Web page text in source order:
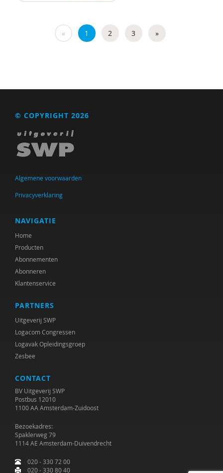
« 1 2 3 »
© COPYRIGHT 2026
Algemene voorwaarden
Privacyverklaring
NAVIGATIE
Home
Producten
Abonnementen
Abonneren
Klantenservice
PARTNERS
Uitgeverij SWP
Logacom Congressen
Logavak Opleidingsgroep
Zesbee
CONTACT
BV Uitgeverij SWP
Postbus 12010
1100 AA Amsterdam-Zuidoost
Bezoekadres:
Spaklerweg 79
1114 AE Amsterdam-Duivendrecht
020 - 330 72 00
020 - 330 80 40